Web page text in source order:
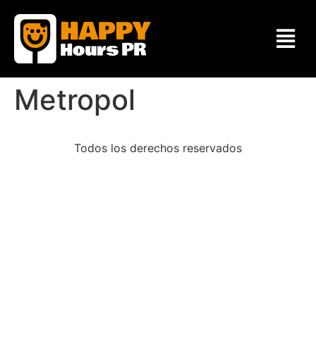
Metropol
Todos los derechos reservados